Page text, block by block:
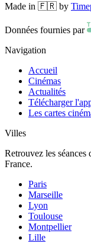
Made in 🇫🇷 by
Données fournies par
Navigation
Accueil
Cinémas
Actualités
Télécharger
Les cartes
Villes
Retrouvez les séances
France.
Paris
Marseille
Lyon
Toulouse
Montpellier
Lille